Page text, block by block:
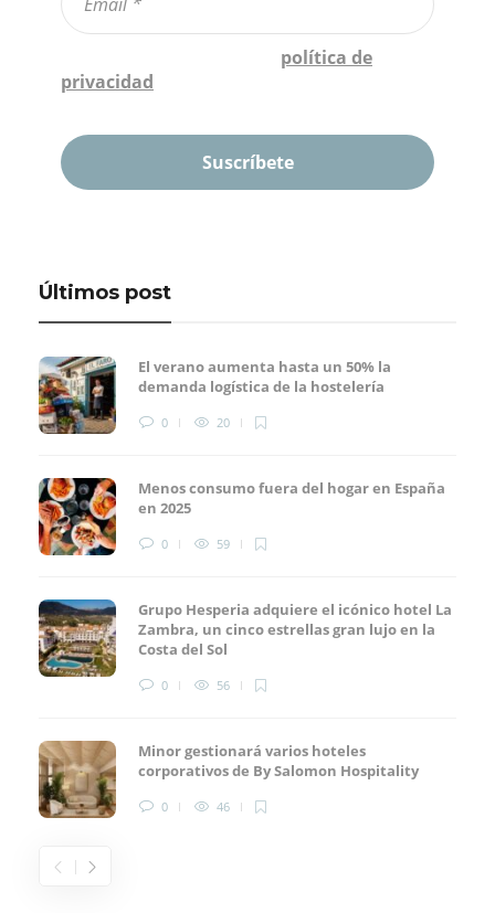
política de
privacidad
Últimos post
El verano aumenta hasta un 50% la
demanda logística de la hostelería
0 20
Menos consumo fuera del hogar en España
en 2025
0 59
Grupo Hesperia adquiere el icónico hotel La
Zambra, un cinco estrellas gran lujo en la
Costa del Sol
0 56
Minor gestionará varios hoteles
corporativos de By Salomon Hospitality
0 46